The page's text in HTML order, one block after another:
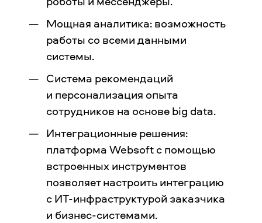
Мощная аналитика: возможность
работы со всеми данными
системы.
Система рекомендаций
и персонализация опыта
сотрудников на основе big data.
Интеграционные решения:
платформа Websoft с помощью
встроенных инструментов
позволяет настроить интеграцию
с ИТ-инфраструктурой заказчика
и бизнес-системами.